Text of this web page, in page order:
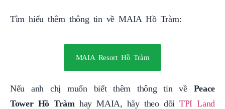
Tìm hiểu thêm thông tin về MAIA Hồ Tràm:
MAIA Resort Hồ Tràm
Nếu anh chị muốn biết thêm thông tin về Peace
Tower Hồ Tràm hay MAIA, hãy theo dõiTPI Land